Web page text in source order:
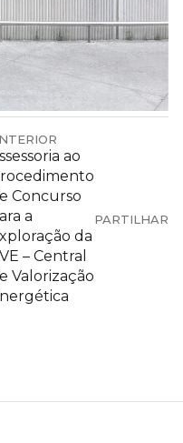
ao
Concurso
a
da
– Central
Valorização
PARTILHAR